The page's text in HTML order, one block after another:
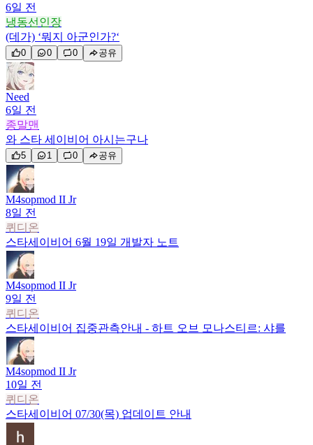
6일 전
냉동선인장
(데가) ‘뭐지 아군인가?‘
0 0 0 공유
Need
6일 전
종말맨
와 스타 세이비어 아시는구나
5 1 0 공유
M4sopmod II Jr
8일 전
퀴디온
스타세이비어 6월 19일 개발자 노트
M4sopmod II Jr
9일 전
퀴디온
스타세이비어 집중관측안내 - 하트 오브 모나스티르: 샤를
M4sopmod II Jr
10일 전
퀴디온
스타세이비어 07/30(목) 업데이트 안내